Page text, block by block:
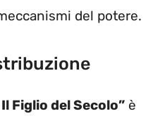
del potere.
Il Figlio del Secolo” è